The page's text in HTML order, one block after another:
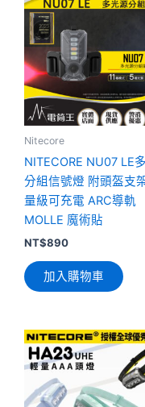
Nitecore
NITECORE NU07 LE
分組信號燈 附頭盔支
量級可充電 ARC導軌
MOLLE 魔術貼
NT$890
加入購物車
此
品
有